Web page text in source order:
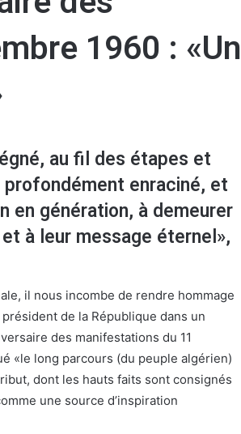
1960 : «Un
au fil des étapes et
enraciné, et
en génération, à demeurer
à leur message éternel»,
il nous incombe de rendre hommage
de la République dans un
des manifestations du 11
«le long parcours (du peuple algérien)
dont les hauts faits sont consignés
une source d’inspiration